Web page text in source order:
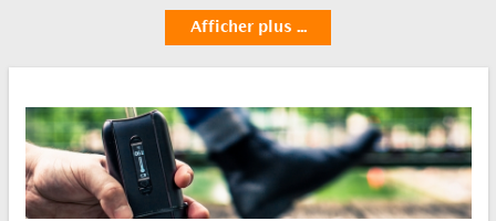
Afficher plus ...